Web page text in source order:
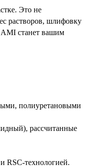
Это не
растворов, шлифовку
станет вашим
полиуретановыми
рассчитанные
RSC-технологией.